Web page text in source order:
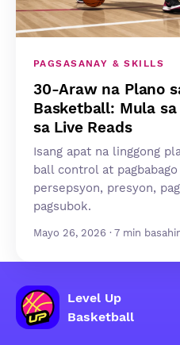
PAGSASANAY & SKILLS
30-Araw na Plano
Basketball: Mula
sa Live Reads
Isang apat na linggong
ball control at
persepsyon, presyon,
pagsubok.
Mayo 26, 2026 · 7 min
Level Up
Basketball